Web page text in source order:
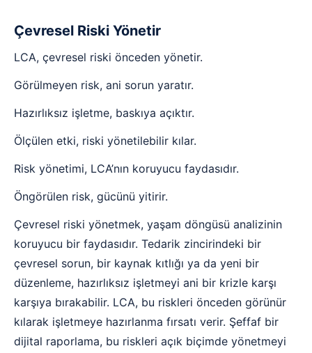
Çevresel Riski Yönetir
LCA, çevresel riski önceden yönetir.
Görülmeyen risk, ani sorun yaratır.
Hazırlıksız işletme, baskıya açıktır.
Ölçülen etki, riski yönetilebilir kılar.
Risk yönetimi, LCA’nın koruyucu faydasıdır.
Öngörülen risk, gücünü yitirir.
Çevresel riski yönetmek, yaşam döngüsü analizinin
koruyucu bir faydasıdır. Tedarik zincirindeki bir
çevresel sorun, bir kaynak kıtlığı ya da yeni bir
düzenleme, hazırlıksız işletmeyi ani bir krizle karşı
karşıya bırakabilir. LCA, bu riskleri önceden görünür
kılarak işletmeye hazırlanma fırsatı verir. Şeffaf bir
dijital raporlama, bu riskleri açık biçimde yönetmeyi